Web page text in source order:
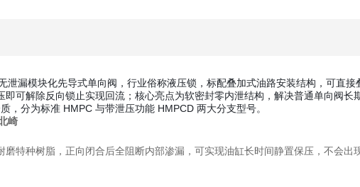
泄漏模块化先导式单向阀 ，行业俗称液压锁，标配叠加式油路安装结构，可直
可解除反向锁止实现回流；核心亮点为软密封零内泄结构，解决普通单向阀长
，分为标准 HMPC 与带泄压功能 HMPCD 两大分支型号。
崎
磨特种树脂，正向闭合后全阻断内部渗漏，可实现油缸长时间静置保压，不会出